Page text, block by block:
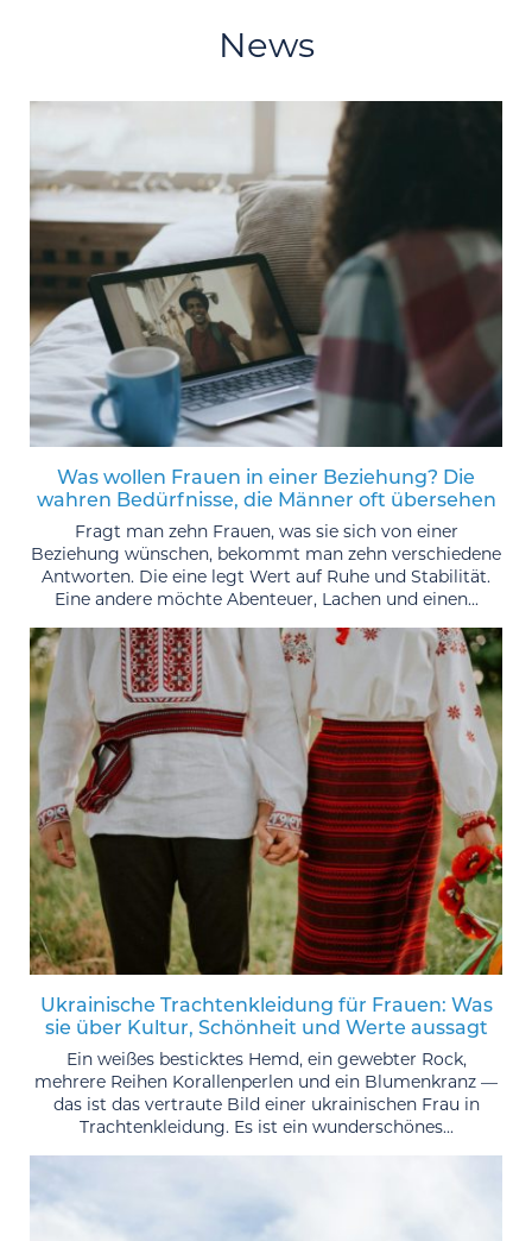
News
Was wollen Frauen in einer Beziehung? Die
wahren Bedürfnisse, die Männer oft übersehen
Fragt man zehn Frauen, was sie sich von einer
Beziehung wünschen, bekommt man zehn verschiedene
Antworten. Die eine legt Wert auf Ruhe und Stabilität.
Eine andere möchte Abenteuer, Lachen und einen...
Ukrainische Trachtenkleidung für Frauen: Was
sie über Kultur, Schönheit und Werte aussagt
Ein weißes besticktes Hemd, ein gewebter Rock,
mehrere Reihen Korallenperlen und ein Blumenkranz —
das ist das vertraute Bild einer ukrainischen Frau in
Trachtenkleidung. Es ist ein wunderschönes...